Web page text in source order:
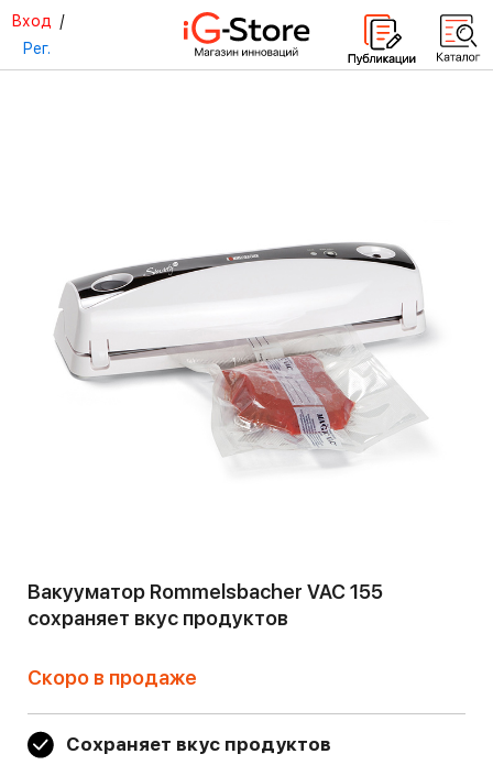
Вход /
Рег.
Вакууматор Rommelsbacher VAC 155
сохраняет вкус продуктов
Скоро в продаже
Сохраняет вкус продуктов